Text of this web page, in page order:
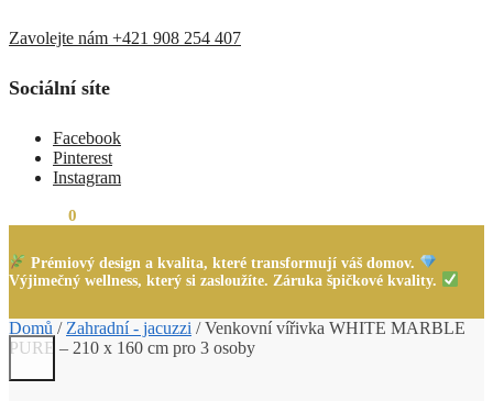
Zavolejte nám +421 908 254 407
Sociální síte
Facebook
Pinterest
Instagram
0
Prémiový design a kvalita, které transformují váš domov.
Výjimečný wellness, který si zasloužíte. Záruka špičkové kvality.
Domů / Zahradní - jacuzzi /Venkovní vířivka WHITE MARBLE
PURE – 210 x 160 cm pro 3 osoby